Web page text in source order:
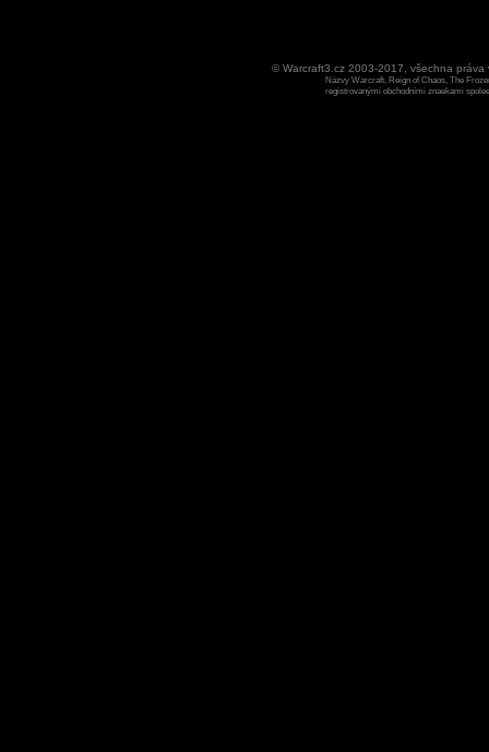
© Warcraft3.cz 2003-2017, všechna
Názvy Warcraft, Reign of Chaos, The
registrovanými obchodními znaekami